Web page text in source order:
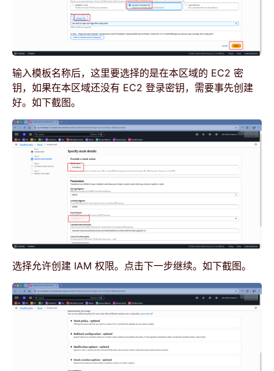
输入模板名称后，这里要选择的是在本区域的 EC2 密
钥，如果在本区域还没有 EC2 登录密钥，需要事先创建
好。如下截图。
选择允许创建 IAM 权限。点击下一步继续。如下截图。